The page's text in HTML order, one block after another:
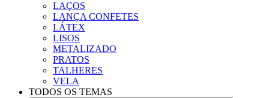
LAÇOS
LANÇA CONFETES
LÁTEX
LISOS
METALIZADO
PRATOS
TALHERES
VELA
TODOS OS TEMAS